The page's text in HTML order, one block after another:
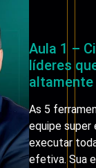
Aula 1 –
líderes
As 5
equipe super
executar
efetiva. Sua